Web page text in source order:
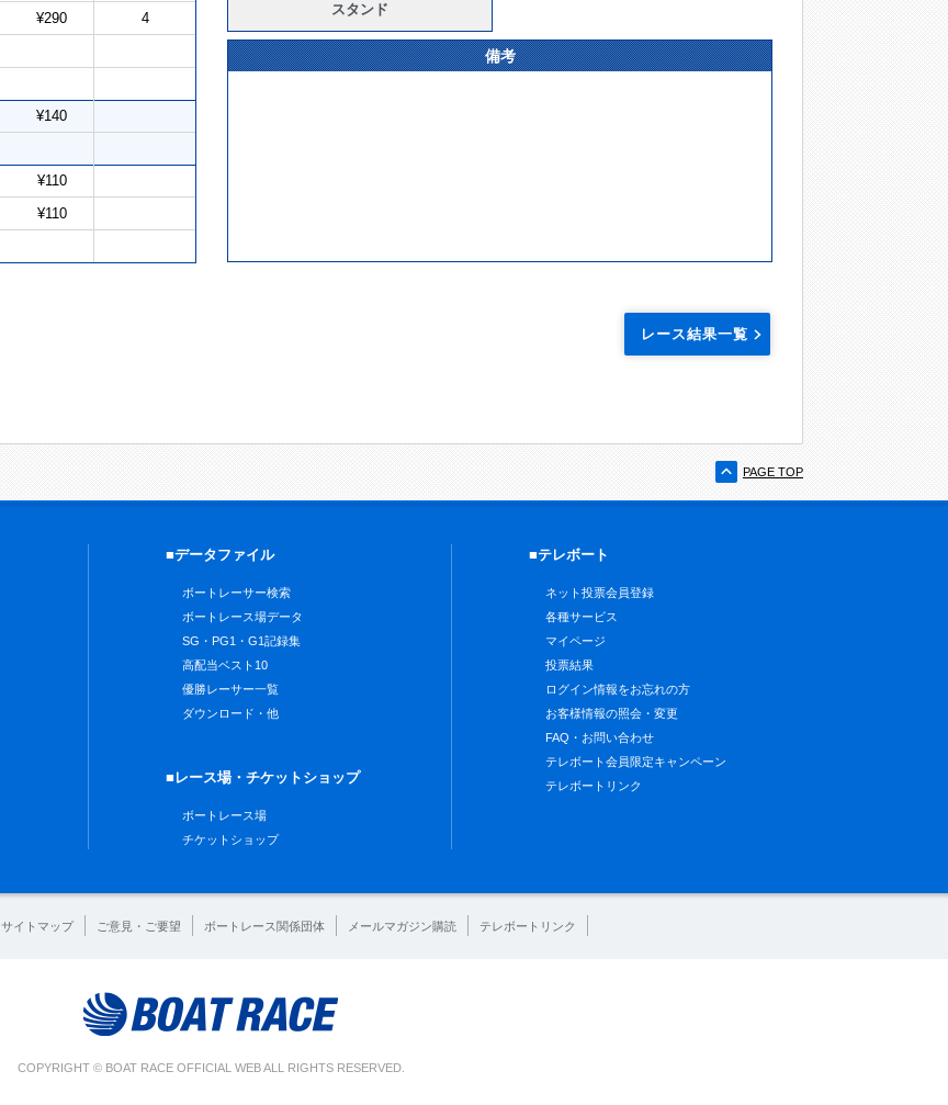
¥290 4
¥140
¥110
¥110
スタンド
備考
レース結果一覧
PAGE TOP
■データファイル
ボートレーサー検索
ボートレース場データ
SG・PG1・G1記録集
高配当ベスト10
優勝レーサー一覧
ダウンロード・他
■レース場・チケットショップ
ボートレース場
チケットショップ
■テレボート
ネット投票会員登録
各種サービス
マイページ
投票結果
ログイン情報をお忘れの方
お客様情報の照会・変更
FAQ・お問い合わせ
テレボート会員限定キャンペーン
テレボートリンク
サイトマップ ご意見・ご要望 ボートレース関係団体 メールマガジン購読 テレボートリンク
COPYRIGHT © BOAT RACE OFFICIAL WEB ALL RIGHTS RESERVED.